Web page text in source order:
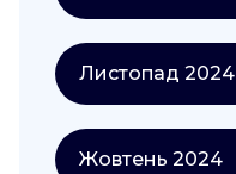
Листопад 2024
Жовтень 2024